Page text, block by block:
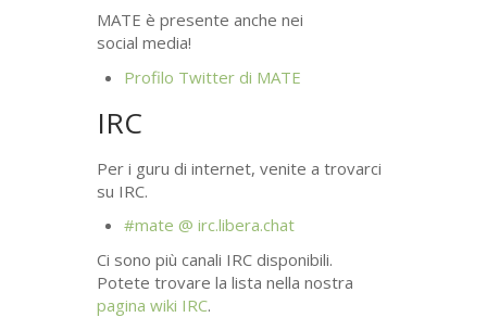
MATE è presente anche nei
social media!
Profilo Twitter di MATE
IRC
Per i guru di internet, venite a trovarci
su IRC.
#mate @ irc.libera.chat
Ci sono più canali IRC disponibili.
Potete trovare la lista nella nostra
pagina wiki IRC.